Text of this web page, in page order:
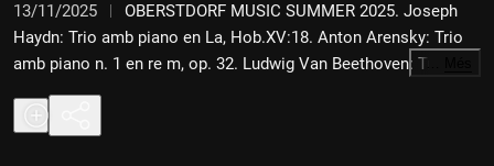
13/11/2025
OBERSTDORF MUSIC SUMMER 2025. Joseph
Haydn: Trio amb piano en La, Hob.XV:18. Anton Arensky: Trio
amb piano n. 1 en re m, op. 32. Ludwig Van Beethoven: Trio
amb piano n. 7 en Si b "Arxiduc", op. 97. Trio Orelon (Judith
Stapf, violí. Arnau Rovira i Bascompte, violoncel. Marco Sanna,
piano). Enregistrat per la Ràdio Bavaresa el diumenge 3 d'agost
…